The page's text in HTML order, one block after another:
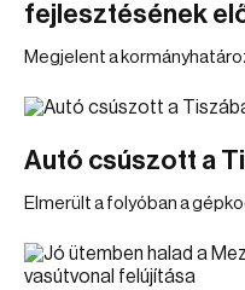
fejlesztésének
Megjelent a
Autó csúszott a
Elmerült a folyóban a